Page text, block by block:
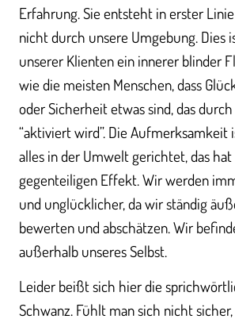
Erfahrung. Sie entsteht in erster
nicht durch unsere Umgebung. Dies
unserer Klienten ein innerer blinder
wie die meisten Menschen, dass
oder Sicherheit etwas sind, das
“aktiviert wird”. Die Aufmerksamkeit
alles in der Umwelt gerichtet, das
gegenteiligen Effekt. Wir werden
und unglücklicher, da wir ständig
bewerten und abschätzen. Wir
außerhalb unseres Selbst.
Leider beißt sich hier die
Schwanz. Fühlt man sich nicht